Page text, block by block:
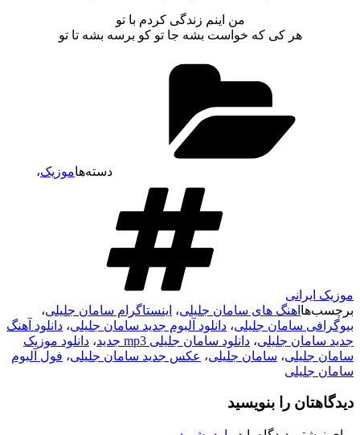
من اینم زندگی کردم با تو
هر کی که خواست بشه جا تو کو برسه بشه تا تو
دسته‌هاموزیک،
موزیک ایرانی
برچسب‌ها اهنگ های سامان جلیلی، اینستاگرام سامان جلیلی،
بیوگرافی سامان جلیلی، دانلود آلبوم جدید سامان جلیلی، دانلود آهنگ
جدید سامان جلیلی، دانلود سامان جلیلی mp3 جدید ، دانلود موزیک
سامان جلیلی، سامان جلیلی، عکس جدید سامان جلیلی، فول آلبوم
سامان جلیلی
دیدگاهتان را بنویسید